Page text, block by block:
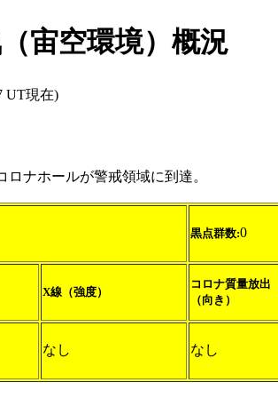
宙空環境）概況
UT現在)
ロナホールが警戒領域に到達。
黒点群数:0
X線（強度）
コロナ質量放出
（向き）
なし なし